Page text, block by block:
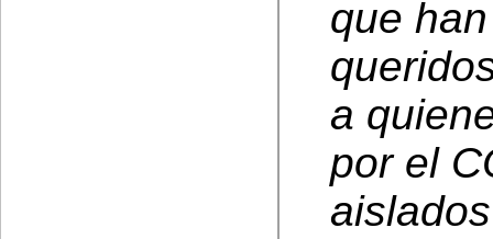
que
a
por el